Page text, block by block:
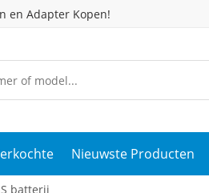
en Adapter Kopen!
Nieuwste Producten
batterij